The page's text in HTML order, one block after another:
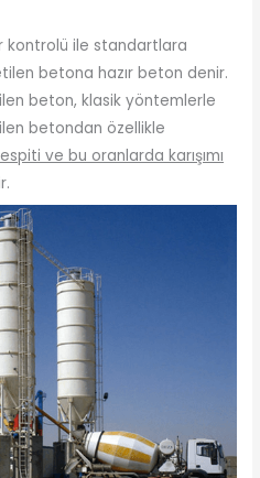
kontrolü ile standartlara
betona hazır beton denir.
beton, klasik yöntemlerle
betondan özellikle
ve bu oranlarda karışımı